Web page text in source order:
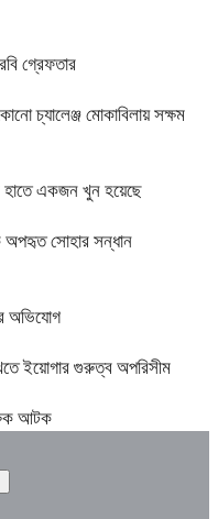
গ্রেফতার
চ্যালেঞ্জ মোকাবিলায় সক্ষম
হাতে একজন খুন হয়েছে
অপহৃত সোহার সন্ধান
অভিযোগ
ইয়োগার গুরুত্ব অপরিসীম
আটক